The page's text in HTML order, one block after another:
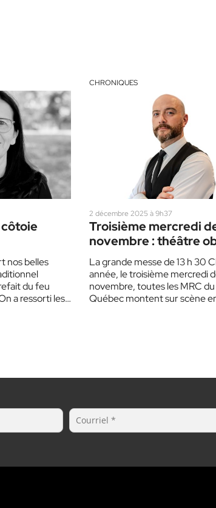
nos belles
du feu
a ressorti les
CHRONIQUES
2 décembre 2025 à 9h37
Troisième mercredi
novembre : théâtre
La grande messe de 13 h 30
année, le troisième mercredi
novembre, toutes les MRC du
Québec montent sur scène